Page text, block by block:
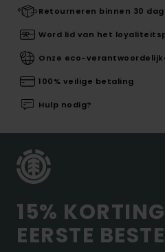
Retourneren binnen 30
Word lid van het
Onze eco-
100% veilige betaling
Hulp nodig?
15%
EERSTE